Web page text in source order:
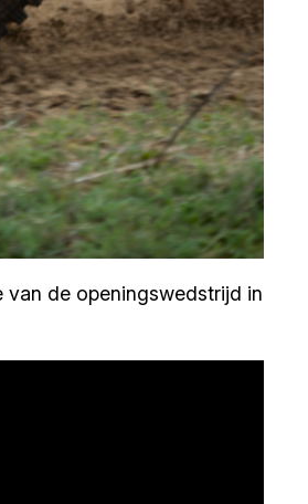
van de openingswedstrijd in